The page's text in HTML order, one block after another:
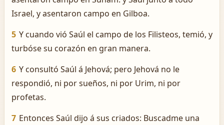
Israel, y asentaron campo en Gilboa.
5 Y cuando vió Saúl el campo de los Filisteos, temió, y
turbóse su corazón en gran manera.
6 Y consultó Saúl á Jehová; pero Jehová no le
respondió, ni por sueños, ni por Urim, ni por
profetas.
7 Entonces Saúl dijo á sus criados: Buscadme una